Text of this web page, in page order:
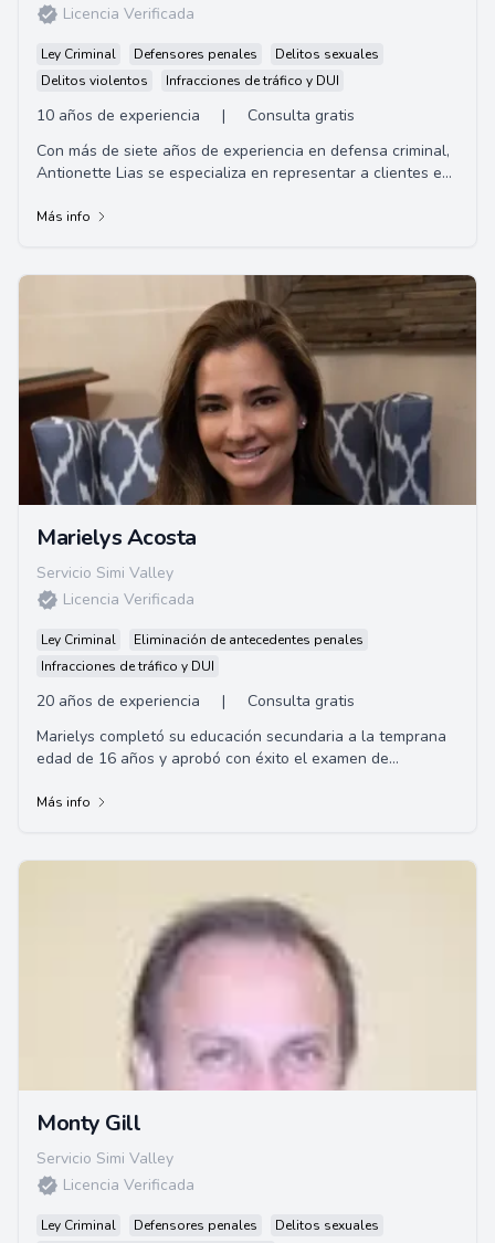
Licencia Verificada
Ley Criminal Defensores penales
Delitos sexuales
Delitos violentos
Infracciones de tráfico y DUI
10 años de experiencia |
Consulta gratis
Con más de siete años de experiencia en defensa criminal,
Antionette Lias se especializa en representar a clientes en
Más info
Marielys Acosta
Servicio Simi Valley
Licencia Verificada
Ley Criminal
Eliminación de antecedentes penales
Infracciones de tráfico y DUI
20 años de experiencia |
Consulta gratis
Marielys completó su educación secundaria a la temprana
edad de 16 años y aprobó con éxito el examen de
Más info
Monty Gill
Servicio Simi Valley
Licencia Verificada
Ley Criminal Defensores penales Delitos sexuales